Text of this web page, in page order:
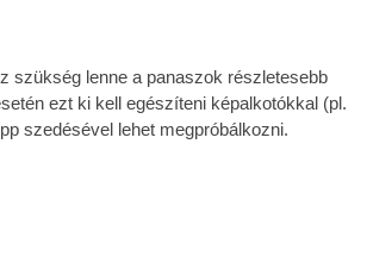
szükség lenne a panaszok részletesebb
ezt ki kell egészíteni képalkotókkal (pl.
szedésével lehet megpróbálkozni.